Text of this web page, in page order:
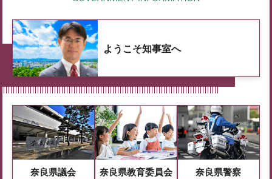
ようこそ知事室へ
奈良県議会 奈良県教育委員会 奈良県警察